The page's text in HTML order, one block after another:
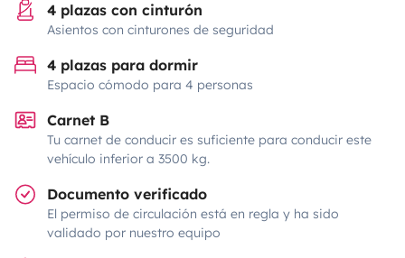
4 plazas con cinturón
Asientos con cinturones de seguridad
4 plazas para dormir
Espacio cómodo para 4 personas
Carnet B
Tu carnet de conducir es suficiente para conducir este
vehículo inferior a 3500 kg.
Documento verificado
El permiso de circulación está en regla y ha sido
validado por nuestro equipo